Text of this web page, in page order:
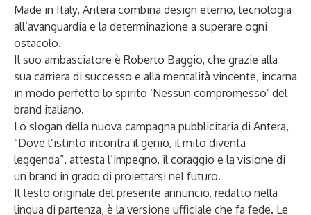
Made in Italy, Antera combina design eterno, tecnologia
all’avanguardia e la determinazione a superare ogni
ostacolo.
Il suo ambasciatore è Roberto Baggio, che grazie alla
sua carriera di successo e alla mentalità vincente, incarna
in modo perfetto lo spirito ‘Nessun compromesso’ del
brand italiano.
Lo slogan della nuova campagna pubblicitaria di Antera,
“Dove l’istinto incontra il genio, il mito diventa
leggenda”, attesta l’impegno, il coraggio e la visione di
un brand in grado di proiettarsi nel futuro.
Il testo originale del presente annuncio, redatto nella
lingua di partenza, è la versione ufficiale che fa fede. Le